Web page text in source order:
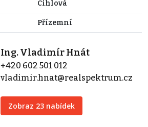
Cihlová
Přízemní
Ing. Vladimír Hnát
+420 602 501 012
vladimir.hnat@realspektrum.cz
Zobraz 23 nabídek